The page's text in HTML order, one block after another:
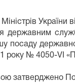
України
посаду
року № 4050-VІ
затверджено